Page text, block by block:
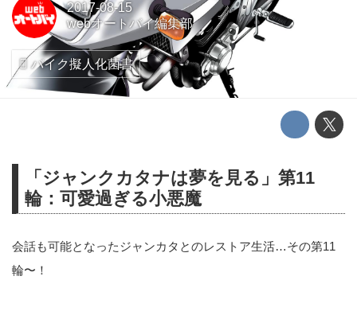
2017-08-15
webオートバイ編集部
バイク擬人化菌書
「ジャンクカタナは夢を見る」第11
輪：可愛過ぎる小悪魔
会話も可能となったジャンカタとのレストア生活…その第11
輪〜！